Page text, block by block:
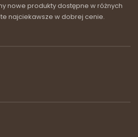
nowe produkty dostępne w różnych
najciekawsze w dobrej cenie.